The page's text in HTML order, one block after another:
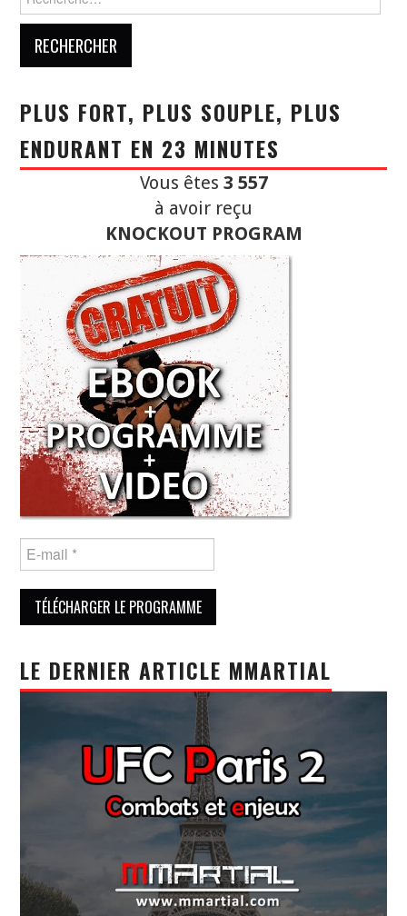
PLUS FORT, PLUS SOUPLE, PLUS
ENDURANT EN 23 MINUTES
Vous êtes 3 557
à avoir reçu
KNOCKOUT PROGRAM
LE DERNIER ARTICLE MMARTIAL